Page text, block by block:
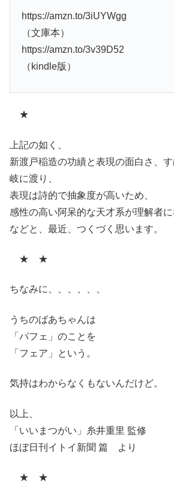
https://amzn.to/3iUYWgg
（文庫本）
https://amzn.to/3v39D52
（kindle版）
★
上記の如く、
新渡戸稲造の功績と表現の面白さ、
岐に渡り、
表現は詩的で抽象度が高いため、
感性の高い阿呆的な天才系が理解者に
などと、最近、つくづく思います。
★ ★
ちなみに、、、、、、
うちのばあちゃんは
「パフェ」のことを
「フェア」という。
気持はわからなくもないんだけど。
以上、
「いいまつがい」糸井重里 監修
ほぼ日刊イトイ新聞 篇 より
★ ★